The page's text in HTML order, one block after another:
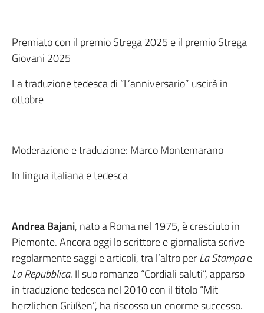
Premiato con il premio Strega 2025 e il premio Strega
Giovani 2025
La traduzione tedesca di “L’anniversario” uscirà in
ottobre
Moderazione e traduzione: Marco Montemarano
In lingua italiana e tedesca
Andrea Bajani, nato a Roma nel 1975, è cresciuto in
Piemonte. Ancora oggi lo scrittore e giornalista scrive
regolarmente saggi e articoli, tra l’altro perLa Stampae
La Repubblica. Il suo romanzo “Cordiali saluti”, apparso
in traduzione tedesca nel 2010 con il titolo “Mit
herzlichen Grüßen”, ha riscosso un enorme successo.